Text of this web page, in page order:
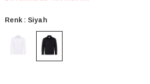
Renk Siyah